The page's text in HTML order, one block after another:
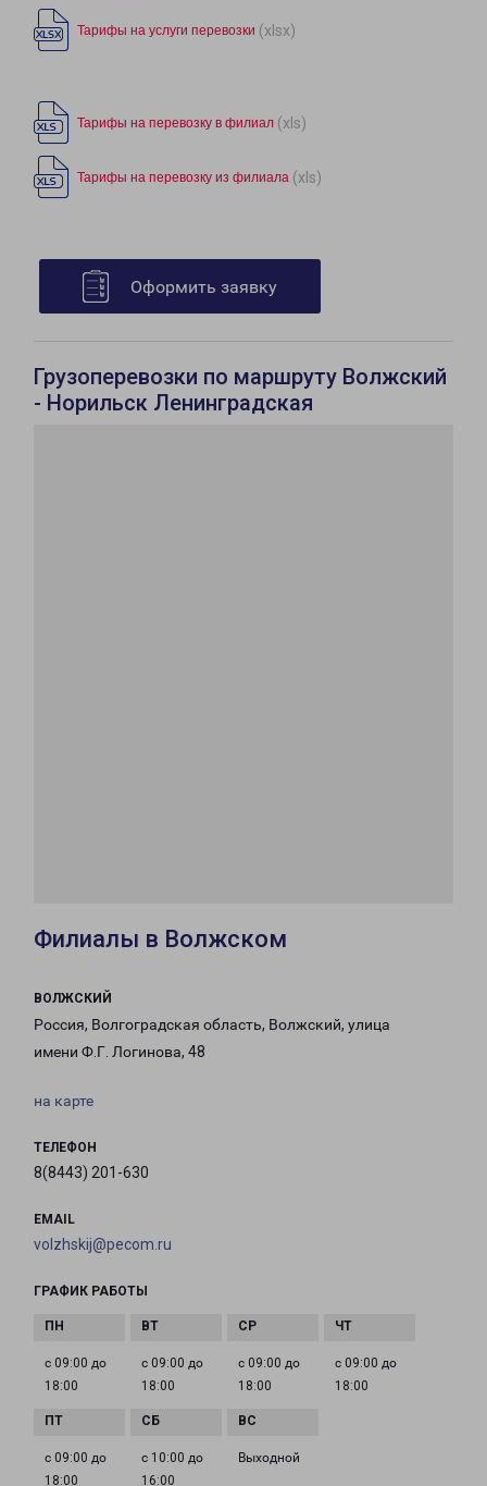
Тарифы на услуги перевозки (xlsx)
Тарифы на перевозку в филиал (xls)
Тарифы на перевозку из филиала (xls)
Оформить заявку
Грузоперевозки по маршруту Волжский
- Норильск Ленинградская
Филиалы в Волжском
ВОЛЖСКИЙ
Россия, Волгоградская область, Волжский, улица
имени Ф.Г. Логинова, 48
на карте
ТЕЛЕФОН
8(8443) 201-630
EMAIL
volzhskij@pecom.ru
ГРАФИК РАБОТЫ
с 09:00 до
18:00
с 09:00 до
18:00
с 09:00 до
18:00
с 09:00 до
18:00
с 09:00 до
18:00
с 10:00 до
16:00
Выходной